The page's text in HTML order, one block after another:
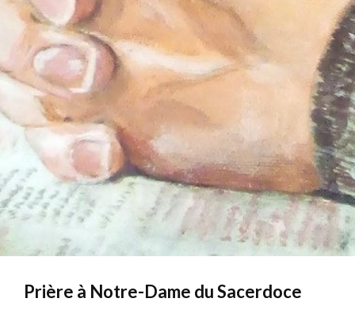
Prière à Notre-Dame du Sacerdoce